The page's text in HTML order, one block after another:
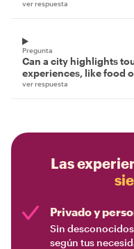
ver respuesta
Pregunta
Can a city highlights
experiences, like food
ver respuesta
Las
Privado y
Sin
según tus